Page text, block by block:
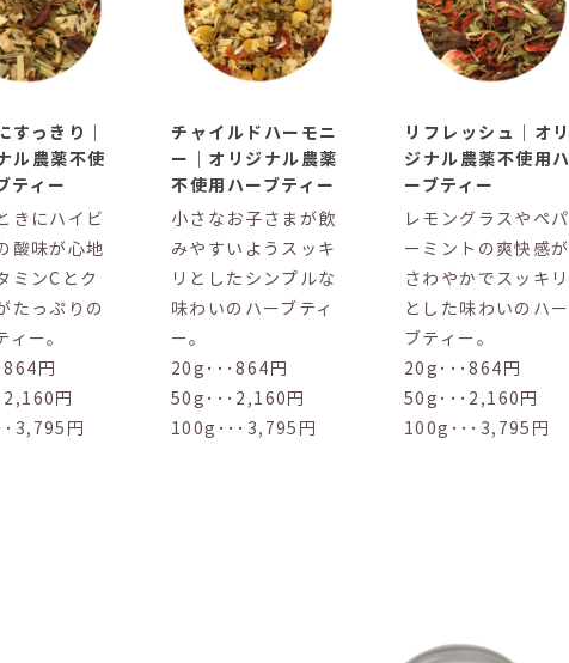
すっきり｜
ル農薬不使
ティー
きにハイビ
酸味が心地
ミンCとク
たっぷりの
ィー。
円
円
3,795円
チャイルドハーモニ
ー｜オリジナル農薬
不使用ハーブティー
小さなお子さまが飲
みやすいようスッキ
リとしたシンプルな
味わいのハーブティ
ー。
20g･･･864円
50g･･･2,160円
100g･･･3,795円
リフレッシュ｜オリ
ジナル農薬不使用ハ
ーブティー
レモングラスやペパ
ーミントの爽快感が
さわやかでスッキリ
とした味わいのハー
ブティー。
20g･･･864円
50g･･･2,160円
100g･･･3,795円